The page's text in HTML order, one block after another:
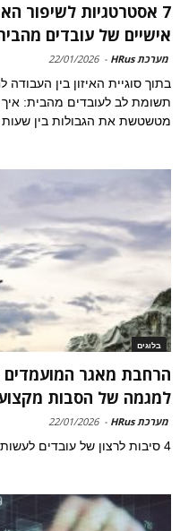
7 אסטרטגיות לשיפור
אישיים של עובדים
מערכת HRus -
22/01/2026
בתוך סוגיית האיזון בין
תשומת לב לעובדים מהבית:
מטשטשת את הגבולות בין
בלוגים
הרחבת מאגר המועמדים
למגמה של הסבות
מערכת HRus -
22/01/2026
4 סיבות לרצון של עובדים לעשות הסבת מקצוע ולעבור לענף אחר